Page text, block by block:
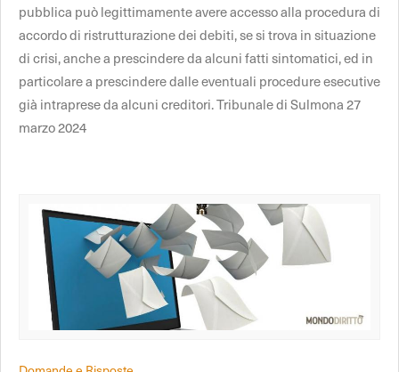
pubblica può legittimamente avere accesso alla procedura di
accordo di ristrutturazione dei debiti, se si trova in situazione
di crisi, anche a prescindere da alcuni fatti sintomatici, ed in
particolare a prescindere dalle eventuali procedure esecutive
già intraprese da alcuni creditori. Tribunale di Sulmona 27
marzo 2024